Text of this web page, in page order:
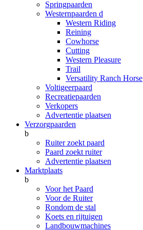
Springpaarden
Westernpaarden d
Western Riding
Reining
Cowhorse
Cutting
Western Pleasure
Trail
Versatility Ranch Horse
Voltigeerpaard
Recreatiepaarden
Verkopers
Advertentie plaatsen
Verzorgpaarden
b
Ruiter zoekt paard
Paard zoekt ruiter
Advertentie plaatsen
Marktplaats
b
Voor het Paard
Voor de Ruiter
Rondom de stal
Koets en rijtuigen
Landbouwmachines